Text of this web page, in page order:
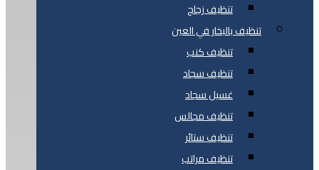
تنظيف زجاج
تنظيف بالبخار في العين
تنظيف كنب
تنظيف سجاد
غسيل سجاد
تنظيف مجالس
تنظيف ستائر
تنظيف مراتب